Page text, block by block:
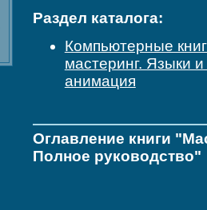
Раздел каталога:
Компьютерные
мастеринг. Языки
анимация
Оглавление книги
Полное руководство"